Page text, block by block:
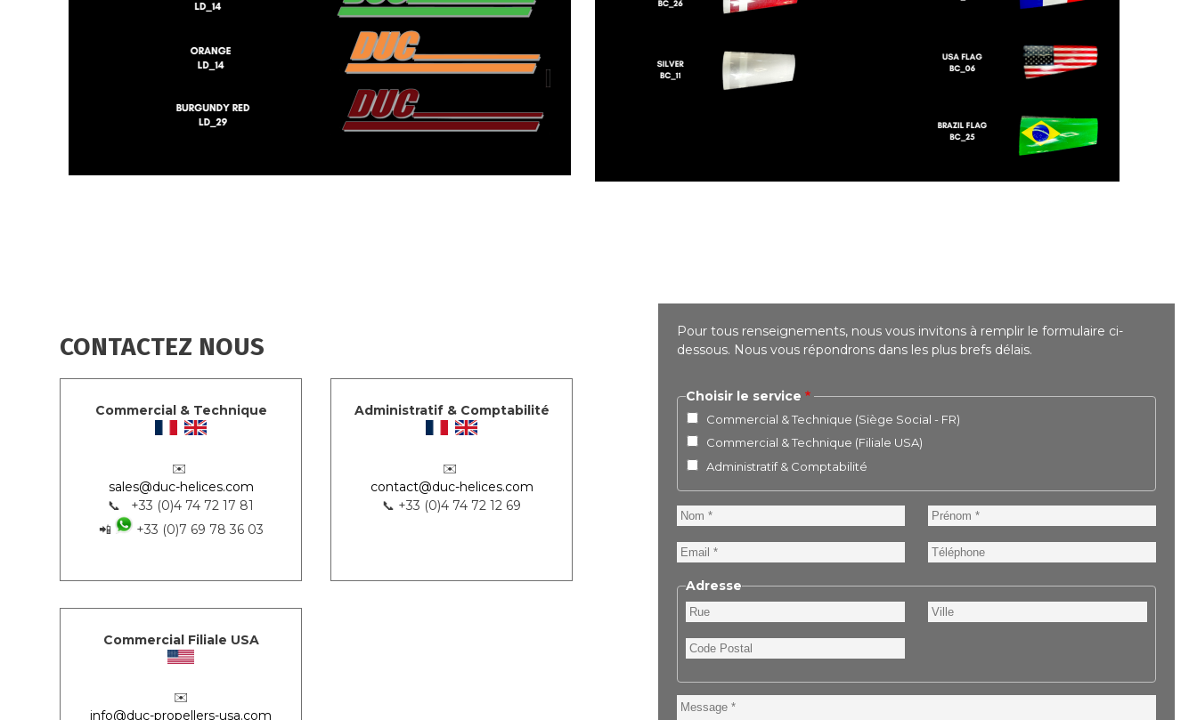
CONTACTEZ NOUS
Commercial & Technique
✉️
sales@duc-helices.com
📞 +33 (0)4 74 72 17 81
📲
+33 (0)7 69 78 36 03
Administratif & Comptabilité
✉️
contact@duc-helices.com
📞 +33 (0)4 74 72 12 69
Commercial Filiale USA
✉️
info@duc-propellers-usa.com
Pour tous renseignements, nous vous invitons à remplir le formulaire ci-
dessous. Nous vous répondrons dans les plus brefs délais.
Choisir le service
Commercial & Technique (Siège Social - FR)
Commercial & Technique (Filiale USA)
Administratif & Comptabilité
Nom Prénom
Email Téléphone
Adresse
Rue Ville
Code
Postal
Message